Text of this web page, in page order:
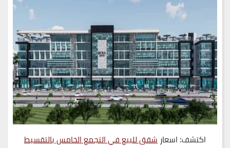
اكتشف: اسعار شقق للبيع في التجمع الخامس بالتقسيط